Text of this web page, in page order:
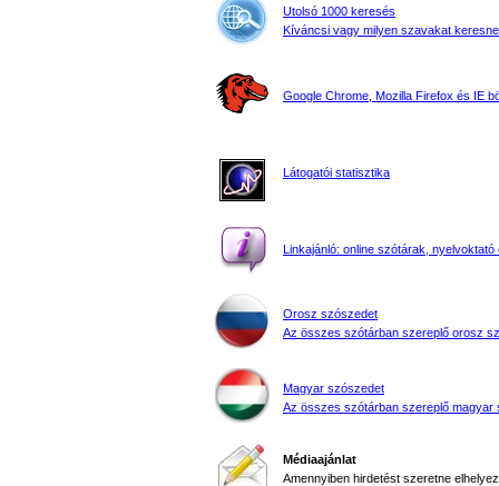
Utolsó 1000 keresés
Kíváncsi vagy milyen szavakat
Google Chrome, Mozilla Firefox és IE
Látogatói statisztika
Linkajánló: online szótárak, nyelvoktató
Orosz szószedet
Az összes szótárban szereplő orosz
Magyar szószedet
Az összes szótárban szereplő magyar
Médiaajánlat
Amennyiben hirdetést szeretne